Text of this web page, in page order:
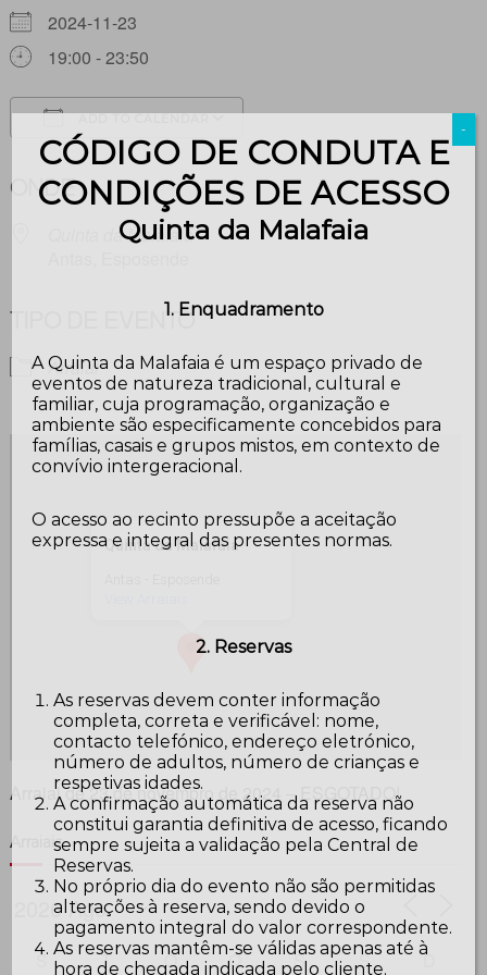
2024-11-23
19:00 - 23:50
Download ICS Google Calendar
ONDE
Quinta da Malafaia
TIPO DE EVENTO
Arraial
Quinta da Malafaia
Arraial de 23 de novembro de 2024 – ESGOTADO!
Arraiais
S T Q Q S S D
CÓDIGO DE CONDUTA E
CONDIÇÕES DE ACESSO
Quinta da Malafaia
1. Enquadramento
A Quinta da Malafaia é um espaço privado de
eventos de natureza tradicional, cultural e
familiar, cuja programação, organização e
ambiente são especificamente concebidos para
famílias, casais e grupos mistos, em contexto de
convívio intergeracional.
O acesso ao recinto pressupõe a aceitação
expressa e integral das presentes normas.
2. Reservas
As reservas devem conter informação
completa, correta e verificável: nome,
contacto telefónico, endereço eletrónico,
número de adultos, número de crianças e
respetivas idades.
A confirmação automática da reserva não
constitui garantia definitiva de acesso, ficando
sempre sujeita a validação pela Central de
Reservas.
No próprio dia do evento não são permitidas
alterações à reserva, sendo devido o
pagamento integral do valor correspondente.
As reservas mantêm-se válidas apenas até à
hora de chegada indicada pelo cliente.
-